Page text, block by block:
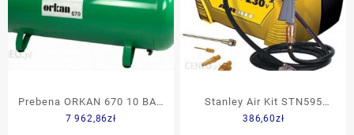
Prebena ORKAN 670 10 BAR
650 l/min
7 962,86zł
Stanley Air Kit STN595
NU8215190STN595
386,60zł